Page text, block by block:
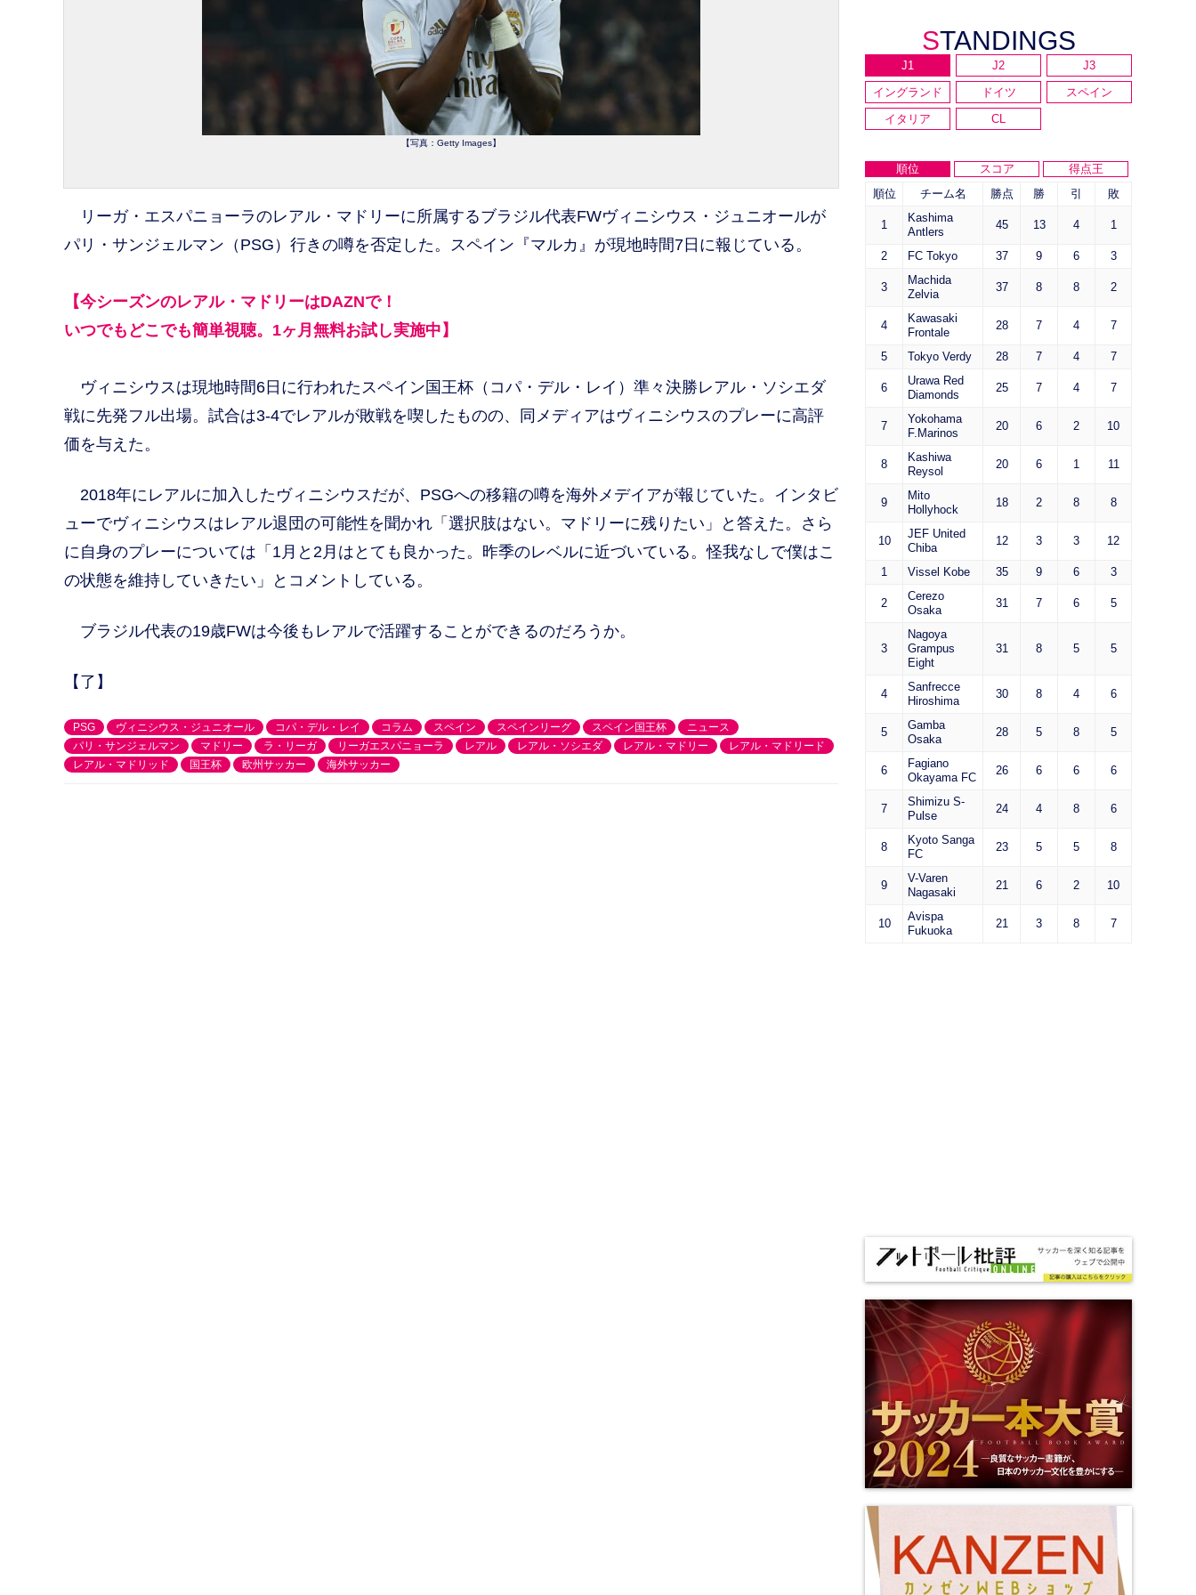
【写真：Getty Images】
リーガ・エスパニョーラのレアル・マドリーに所属するブラジル代表FWヴィニシウス・ジュニオールが
パリ・サンジェルマン（PSG）行きの噂を否定した。スペイン『マルカ』が現地時間7日に報じている。
【今シーズンのレアル・マドリーはDAZNで！
いつでもどこでも簡単視聴。1ヶ月無料お試し実施中】
ヴィニシウスは現地時間6日に行われたスペイン国王杯（コパ・デル・レイ）準々決勝レアル・ソシエダ
戦に先発フル出場。試合は3-4でレアルが敗戦を喫したものの、同メディアはヴィニシウスのプレーに高評
価を与えた。
2018年にレアルに加入したヴィニシウスだが、PSGへの移籍の噂を海外メデイアが報じていた。インタビ
ューでヴィニシウスはレアル退団の可能性を聞かれ「選択肢はない。マドリーに残りたい」と答えた。さら
に自身のプレーについては「1月と2月はとても良かった。昨季のレベルに近づいている。怪我なしで僕はこ
の状態を維持していきたい」とコメントしている。
ブラジル代表の19歳FWは今後もレアルで活躍することができるのだろうか。
【了】
PSG ヴィニシウス・ジュニオール コパ・デル・レイ コラム スペイン スペインリーグ スペイン国王杯
ニュース
パリ・サンジェルマン
マドリー ラ・リーガ リーガエスパニョーラ レアル レアル・ソシエダ レアル・マドリー
レアル・マドリード
レアル・マドリッド
国王杯 欧州サッカー 海外サッカー
STANDINGS
J1 J2
J3
イングランド
ドイツ
スペイン
イタリア
CL
順位 スコア
得点王
順位
チーム名 勝点 勝 引 敗
1
Kashima
Antlers
45 13 4 1
2 FC Tokyo 37 9 6 3
3
Machida
Zelvia
37 8 8 2
4
Kawasaki
Frontale
28 7 4 7
5 Tokyo Verdy 28 7 4 7
6
Urawa Red
Diamonds
25 7 4 7
7
Yokohama
F.Marinos
20 6 2 10
8
Kashiwa
Reysol
20 6 1 11
9
Mito
Hollyhock
18 2 8 8
10
JEF United
Chiba
12 3 3 12
1 Vissel Kobe 35 9 6 3
2
Cerezo
Osaka
31 7 6 5
3
Nagoya
Grampus
Eight
31 8 5 5
4
Sanfrecce
Hiroshima
30 8 4 6
5
Gamba
Osaka
28 5 8 5
6
Fagiano
Okayama FC
26 6 6 6
7
Shimizu S-
Pulse
24 4 8 6
8
Kyoto Sanga
FC
23 5 5 8
9
V-Varen
Nagasaki
21 6 2 10
10
Avispa
Fukuoka
21 3 8 7